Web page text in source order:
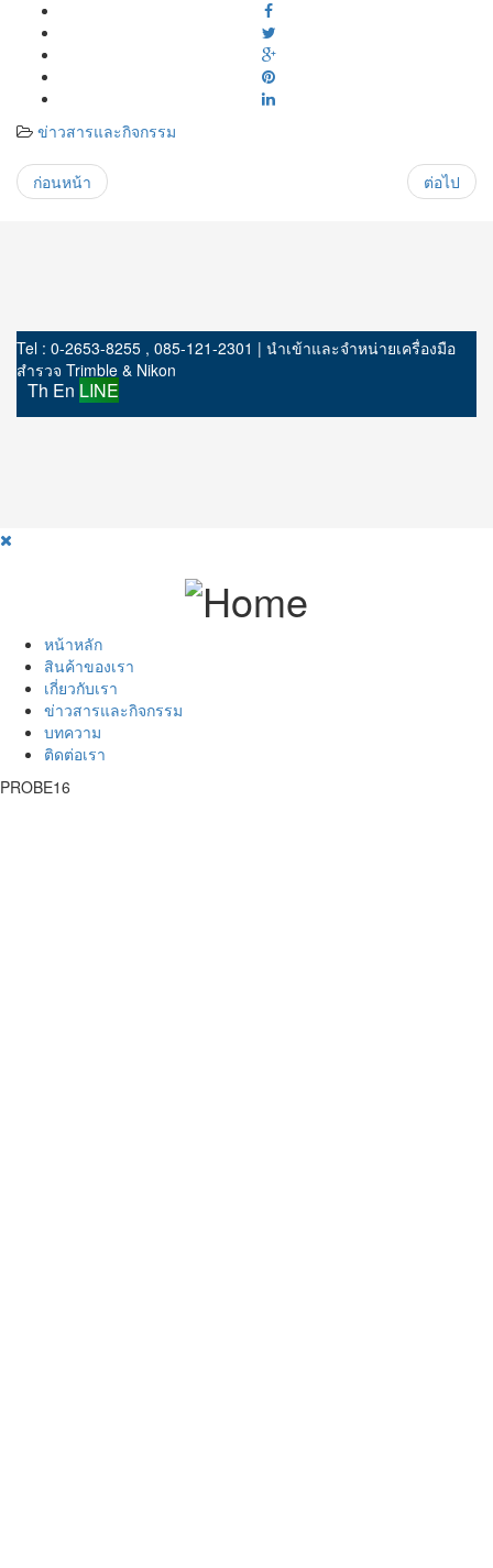
ข่าวสารและกิจกรรม
ก่อนหน้า ต่อไป
Tel : 0-2653-8255 , 085-121-2301 | นำเข้าและจำหน่ายเครื่องมือ
สำรวจ Trimble & Nikon
Th En LINE
หน้าหลัก
สินค้าของเรา
เกี่ยวกับเรา
ข่าวสารและกิจกรรม
บทความ
ติดต่อเรา